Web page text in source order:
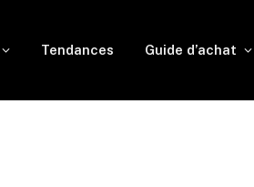
Tendances Guide d’achat